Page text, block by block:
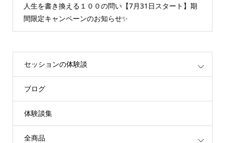
問い【7月31日スタート】期
らせ✨
情報空間を書き換えるグループ
重たいエネルギーが解放されま
セッションの体験談
ブログ
体験談集
全商品